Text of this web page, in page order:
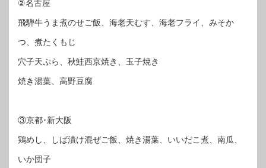
②名古屋
飛騨牛うま煮のせご飯、海老天むす、海老フライ、みそか
つ、煮たくもじ
穴子天ぷら、秋鮭西京焼き、玉子焼き
焼き湯葉、高野豆腐
③京都･新大阪
鶏めし、しば漬け混ぜご飯、焼き湯葉、いいだこ煮、南瓜、
いか団子